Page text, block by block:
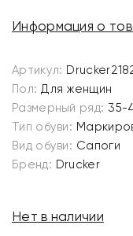
Информация о
Артикул:
Пол: Для женщин
Размерный ряд: 35-
Тип обуви:
Вид обуви: Сапоги
Бренд: Drucker
Нет в наличии